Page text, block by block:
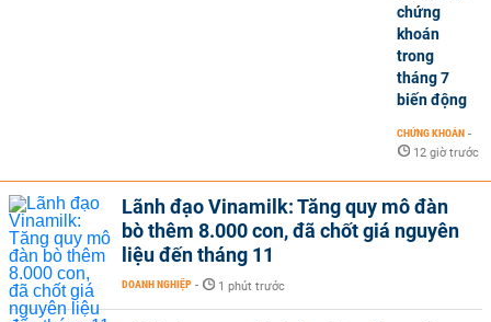
chứng
khoán
trong
tháng 7
biến động
CHỨNG KHOÁN -
12 giờ trước
Lãnh đạo Vinamilk: Tăng quy mô đàn
bò thêm 8.000 con, đã chốt giá nguyên
liệu đến tháng 11
DOANH NGHIỆP - 1 phút trước